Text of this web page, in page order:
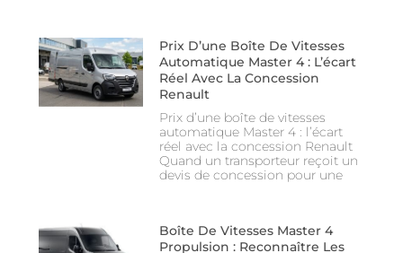
Prix D’une Boîte De Vitesses
Automatique Master 4 : L’écart
Réel Avec La Concession
Renault
Prix d’une boîte de vitesses
automatique Master 4 : l’écart
réel avec la concession Renault
Quand un transporteur reçoit un
devis de concession pour une
Boîte De Vitesses Master 4
Propulsion : Reconnaître Les